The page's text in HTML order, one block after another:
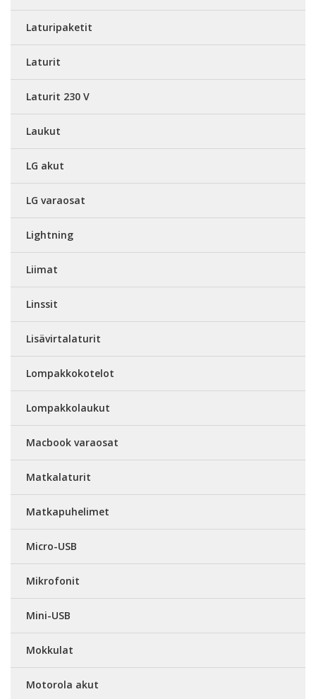
Laturipaketit
Laturit
Laturit 230 V
Laukut
LG akut
LG varaosat
Lightning
Liimat
Linssit
Lisävirtalaturit
Lompakkokotelot
Lompakkolaukut
Macbook varaosat
Matkalaturit
Matkapuhelimet
Micro-USB
Mikrofonit
Mini-USB
Mokkulat
Motorola akut